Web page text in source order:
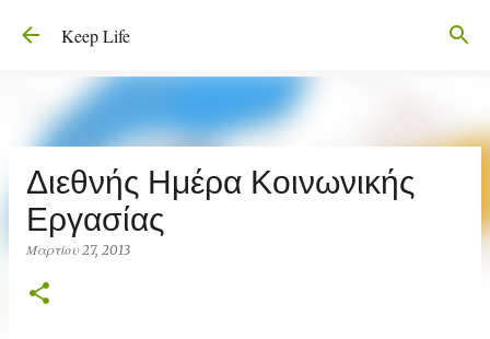
Μετάβαση στο κύριο περιεχόμενο
Keep Life
Διεθνής Ημέρα Κοινωνικής
Εργασίας
Μαρτίου 27, 2013